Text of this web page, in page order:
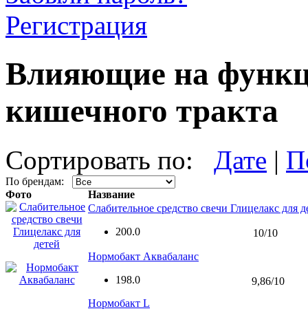
Регистрация
Влияющие на
кишечного тракта
Сортировать по: Дате |
По брендам:
Фото
Название
Слабительное средство свечи Глицелакс для
200.0
10/10
Нормобакт Аквабаланс
198.0
9,86/10
Нормобакт L